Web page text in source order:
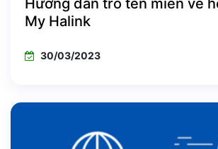
My Halink
30/03/2023